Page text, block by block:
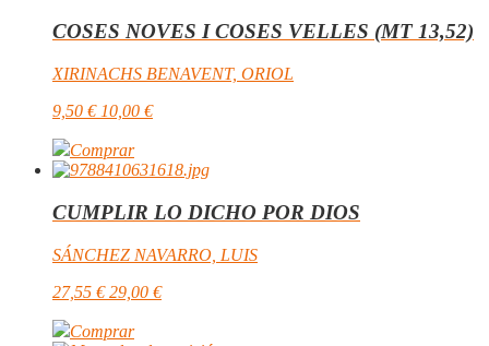
COSES NOVES I COSES VELLES (MT 13,52)
XIRINACHS BENAVENT, ORIOL
9,50 € 10,00 €
Comprar
CUMPLIR LO DICHO POR DIOS
SÁNCHEZ NAVARRO, LUIS
27,55 € 29,00 €
Comprar